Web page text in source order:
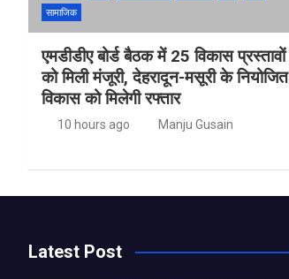
सामाजिक
एमडीडीए बोर्ड बैठक में 25 विकास प्रस्तावों
को मिली मंजूरी, देहरादून-मसूरी के नियोजित
विकास को मिलेगी रफ्तार
10 hours ago Manju Gusain
Latest Post